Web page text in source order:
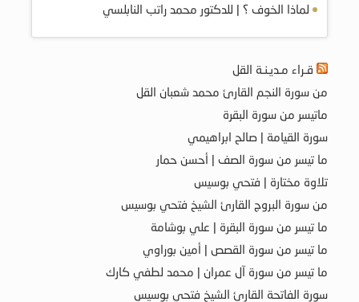
لماذا الخوف ؟ | للدكتور محمد راتب النابلسي
قـراء مـديـنـة القل
من سورة النجم القارئ محمد شعبان القل
ماتيسر من سورة البقرة
سورة القيامة | صالح ابراهيمي
ما تيسر من سورة الصف | أحسن حمار
تلاوة مختارة | فتحي بوسيس
من سورة البروج القارئ الشيخ فتحي بوسيس
ما تيسر من سورة البقرة | علي بوشامة
ما تيسر من سورة القصص | أمين بوراوي
ما تيسر من سورة آل عمران | محمد لطفي كارك
سورة الفاتحة القارئ الشيخ فتحي بوسيس